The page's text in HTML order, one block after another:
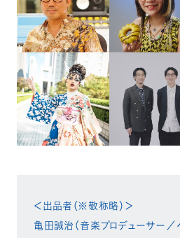
＜出品者（※敬称略）＞​
亀田誠治（音楽プロデューサー／